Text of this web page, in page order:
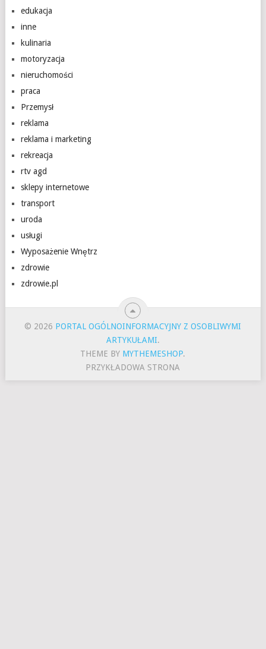
edukacja
inne
kulinaria
motoryzacja
nieruchomości
praca
Przemysł
reklama
reklama i marketing
rekreacja
rtv agd
sklepy internetowe
transport
uroda
usługi
Wyposażenie Wnętrz
zdrowie
zdrowie.pl
© 2026 PORTAL OGÓLNOINFORMACYJNY Z OSOBLIWYMI
ARTYKUŁAMI.
THEME BY MYTHEMESHOP.
PRZYKŁADOWA STRONA